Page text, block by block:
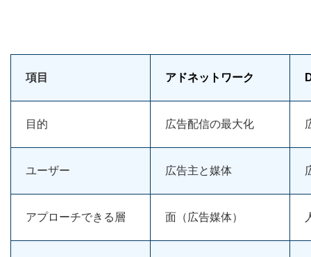
項目 アドネットワーク
目的 広告配信の最大化
ユーザー 広告主と媒体
アプローチできる層 面（広告媒体）